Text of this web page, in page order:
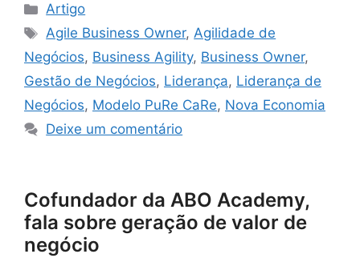
Artigo
Agile Business Owner,Agilidade de
Negócios, Business Agility, Business Owner,
Gestão de Negócios, Liderança, Liderança de
Negócios, Modelo PuRe CaRe, Nova Economia
Deixe um comentário
Cofundador da ABO Academy,
fala sobre geração de valor de
negócio